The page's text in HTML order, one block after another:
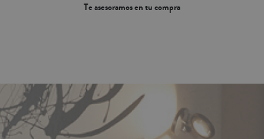
Te asesoramos en tu compra